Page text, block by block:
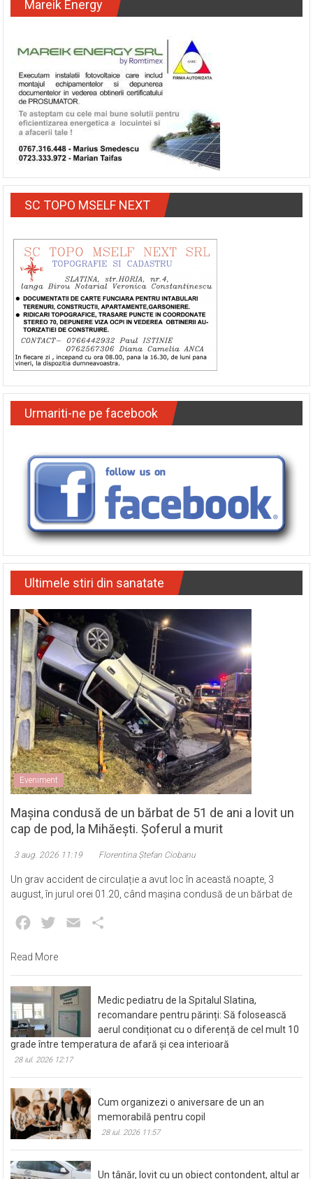
Mareik Energy
SC TOPO MSELF NEXT
Urmariti-ne pe facebook
Ultimele stiri din sanatate
Eveniment
Mașina condusă de un bărbat de 51 de ani a lovit un
cap de pod, la Mihăești. Șoferul a murit
3 aug. 2026 11:19 Florentina Ștefan Ciobanu
Un grav accident de circulație a avut loc în această noapte, 3
august, în jurul orei 01.20, când mașina condusă de un bărbat de
Facebook
Twitter Email
Read More
Medic pediatru de la Spitalul Slatina,
recomandare pentru părinți: Să folosească
aerul condiționat cu o diferență de cel mult 10
grade între temperatura de afară și cea interioară
28 iul. 2026 12:17
Cum organizezi o aniversare de un an
memorabilă pentru copil
28 iul. 2026 11:57
Un tânăr, lovit cu un obiect contondent, altul ar